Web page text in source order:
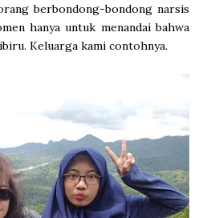
berbondong-bondong narsis
hanya untuk menandai bahwa
Keluarga kami contohnya.